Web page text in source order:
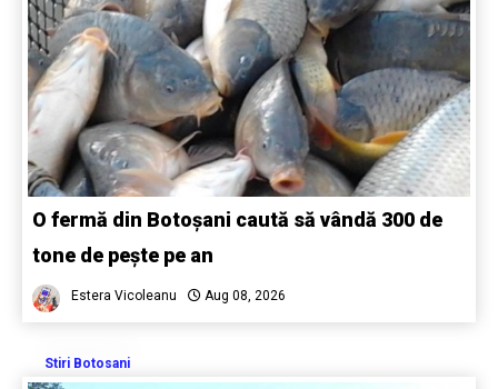
O fermă din Botoșani caută să vândă 300 de
tone de pește pe an
Estera Vicoleanu Aug 08, 2026
Stiri Botosani